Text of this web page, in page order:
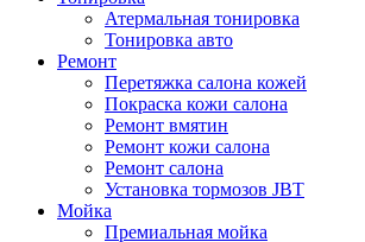
Атермальная тонировка
Тонировка авто
Ремонт
Перетяжка салона кожей
Покраска кожи салона
Ремонт вмятин
Ремонт кожи салона
Ремонт салона
Установка тормозов JBT
Мойка
Премиальная мойка